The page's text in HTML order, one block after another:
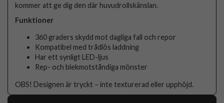
kommer att ge dig den där huvudrollskänslan.
Funktioner
360 graders skydd mot dagliga fall och repor
Kompatibel med trådlös laddning
Har ett synligt LED-ljus
Rep- och blekmotståndiga mönster
OBS! Designen är tryckt – inte texturerad eller upphöjd.